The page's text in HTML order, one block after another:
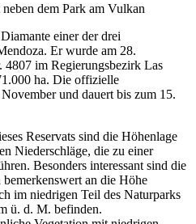
dem Park am Vulkan
einer der drei
Er wurde am 28.
4807 im Regierungsbezirk Las
ha. Die offizielle
und dauert bis zum 15.
Reservats sind die Höhenlage
Niederschläge, die zu einer
Besonders interessant sind die
an die Höhe
im niedrigen Teil des Naturparks
ü. d. M. befinden.